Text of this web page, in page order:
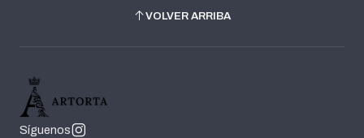
VOLVER ARRIBA
Síguenos